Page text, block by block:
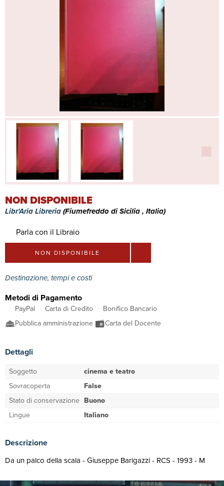
NON DISPONIBILE
Libr'Aria Libreria(Fiumefreddo di Sicilia , Italia)
Parla con il Libraio
NON DISPONIBILE
Destinazione, tempi e costi
Metodi di Pagamento
PayPal Carta di Credito
Bonifico Bancario
Pubblica amministrazione
Carta del Docente
Dettagli
Soggetto
cinema e teatro
Sovracoperta
False
Stato di conservazione Buono
Lingue
Italiano
Descrizione
Da un palco della scala - Giuseppe Barigazzi - RCS - 1993 - M